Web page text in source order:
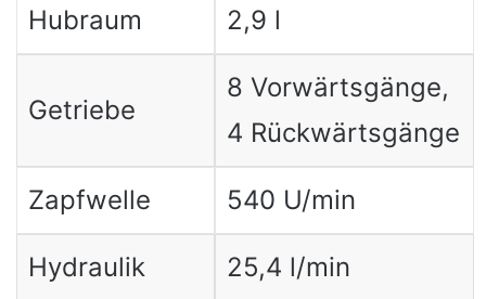
Hubraum 2,9 l
Getriebe
8 Vorwärtsgänge,
4 Rückwärtsgänge
Zapfwelle 540 U/min
Hydraulik 25,4 l/min